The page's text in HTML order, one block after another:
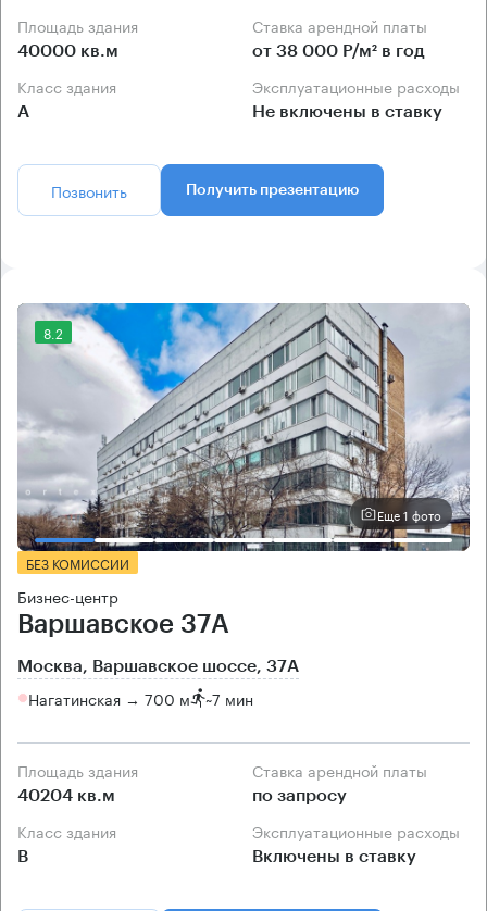
Площадь здания
40000 кв.м
Ставка арендной платы
от 38 000 Р/м² в год
Класс здания
А
Эксплуатационные расходы
Не включены в ставку
Позвонить Получить презентацию
8.2
Еще 1 фото
БЕЗ КОМИССИИ
Бизнес-центр
Варшавское 37А
Москва, Варшавское шоссе, 37А
Нагатинская → 700 м ~7 мин
Площадь здания
40204 кв.м
Ставка арендной платы
по запросу
Класс здания
B
Эксплуатационные расходы
Включены в ставку